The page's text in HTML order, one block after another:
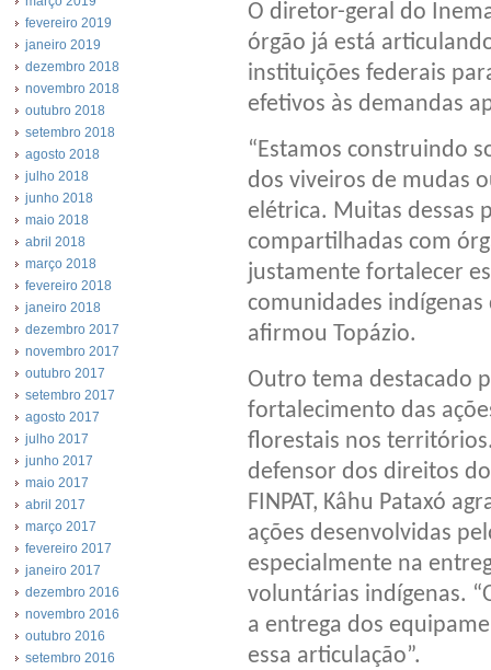
fevereiro 2019
janeiro 2019
dezembro 2018
novembro 2018
outubro 2018
setembro 2018
agosto 2018
julho 2018
junho 2018
maio 2018
abril 2018
março 2018
fevereiro 2018
janeiro 2018
dezembro 2017
novembro 2017
outubro 2017
setembro 2017
agosto 2017
julho 2017
junho 2017
maio 2017
abril 2017
março 2017
fevereiro 2017
janeiro 2017
dezembro 2016
novembro 2016
outubro 2016
setembro 2016
O diretor-geral do
órgão já está
instituições federais
efetivos às demandas
“Estamos construindo
dos viveiros de mudas
elétrica. Muitas dessas
compartilhadas com
justamente fortalecer
comunidades indígenas
afirmou Topázio.
Outro tema destacado
fortalecimento das
florestais nos
defensor dos direitos
FINPAT, Kâhu Pataxó
ações desenvolvidas
especialmente na
voluntárias indígenas.
a entrega dos
essa articulação”.